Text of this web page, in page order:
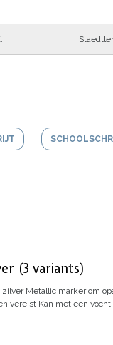
Staedtler
(3 variants)
zilver Metallic marker om
vereist Kan met een